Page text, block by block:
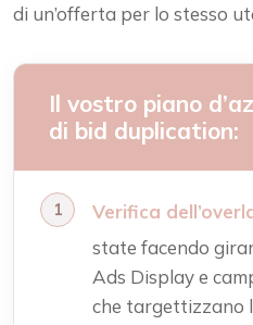
di un’offerta per lo stesso
Il vostro piano
di bid duplication:
Verifica
state facendo
Ads Display e
che targettizzano